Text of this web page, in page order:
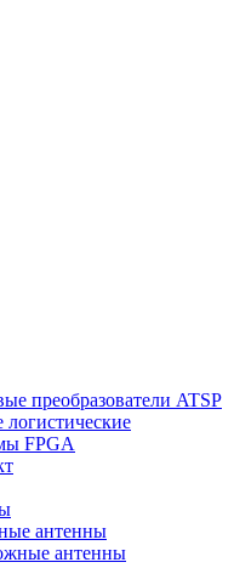
преобразователи ATSP
FPGA
антенны
антенны